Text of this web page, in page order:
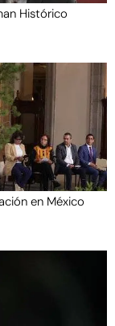
Histórico
en México